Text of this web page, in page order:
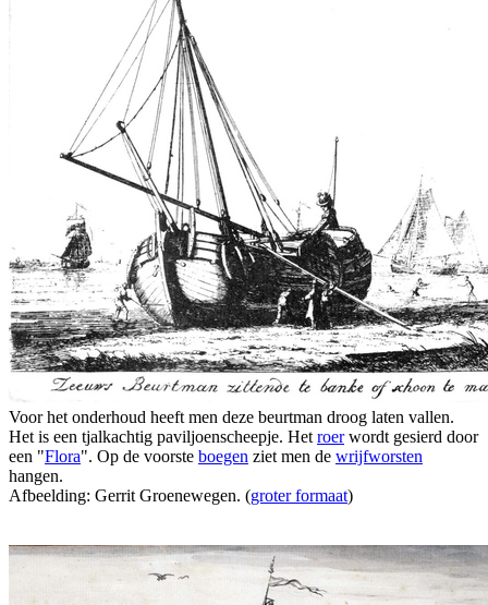
Voor het onderhoud heeft men deze beurtman droog laten vallen.
Het is een tjalkachtig paviljoenscheepje. Het roerwordt gesierd door
een "Flora". Op de voorste boegen ziet men de wrijfworsten
hangen.
Afbeelding: Gerrit Groenewegen. (groter formaat)